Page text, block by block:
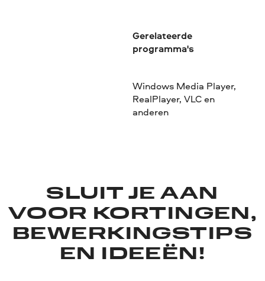
Gerelateerde
programma's
Windows Media Player,
RealPlayer, VLC en
anderen
SLUIT JE AAN
VOOR KORTINGEN,
BEWERKINGSTIPS
EN IDEEËN!